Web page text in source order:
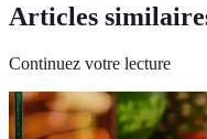
Articles
Continuez votre lecture